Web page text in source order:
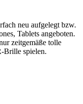
neu aufgelegt bzw.
Tablets angeboten.
zeitgemäße tolle
Brille spielen.